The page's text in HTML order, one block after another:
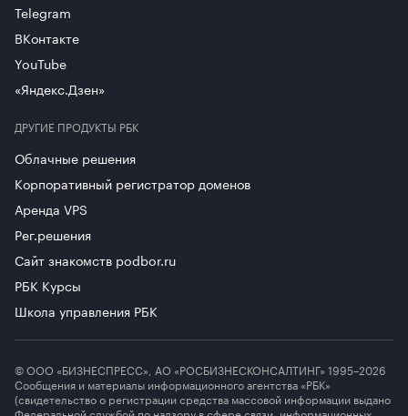
ДРУГИЕ ПРОДУКТЫ РБК
Облачные решения
Корпоративный регистратор доменов
Аренда VPS
Рег.решения
Сайт знакомств podbor.ru
РБК Курсы
Школа управления РБК
Telegram
ВКонтакте
YouTube
«Яндекс.Дзен»
© ООО «БИЗНЕСПРЕСС», АО «РОСБИЗНЕСКОНСАЛТИНГ» 1995–2026
Сообщения и материалы информационного агентства «РБК»
(свидетельство о регистрации средства массовой информации выдано